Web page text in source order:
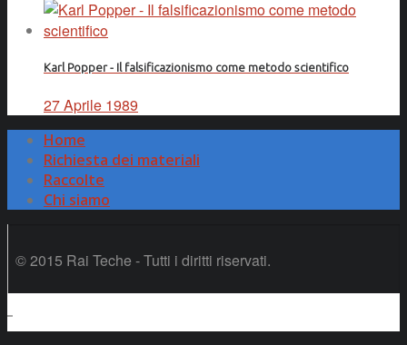
Karl Popper - Il falsificazionismo come metodo scientifico
27 Aprile 1989
Home
Richiesta dei materiali
Raccolte
Chi siamo
© 2015 Rai Teche - Tutti i diritti riservati.